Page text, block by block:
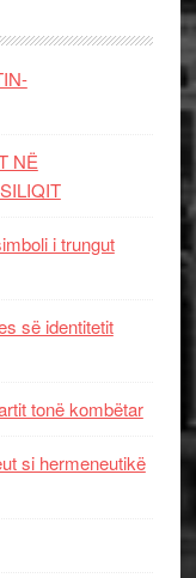
NË
i trungut
së identitetit
tonë kombëtar
si hermeneutikë